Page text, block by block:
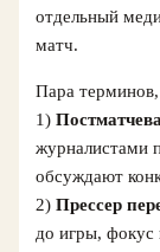
отдельный
матч.
Пара
1)
журналистами
обсуждают
2)Прессер
до игры, фокус